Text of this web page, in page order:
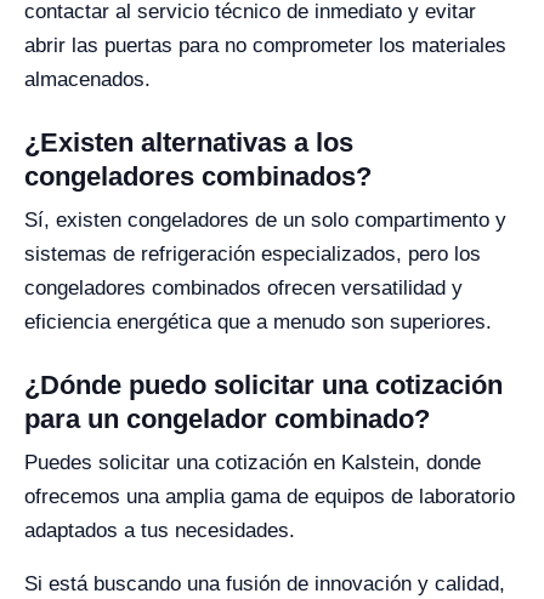
contactar al servicio técnico de inmediato y evitar
abrir las puertas para no comprometer los materiales
almacenados.
¿Existen alternativas a los
congeladores combinados?
Sí, existen congeladores de un solo compartimento y
sistemas de refrigeración especializados, pero los
congeladores combinados ofrecen versatilidad y
eficiencia energética que a menudo son superiores.
¿Dónde puedo solicitar una cotización
para un congelador combinado?
Puedes solicitar una cotización en Kalstein, donde
ofrecemos una amplia gama de equipos de laboratorio
adaptados a tus necesidades.
Si está buscando una fusión de innovación y calidad,